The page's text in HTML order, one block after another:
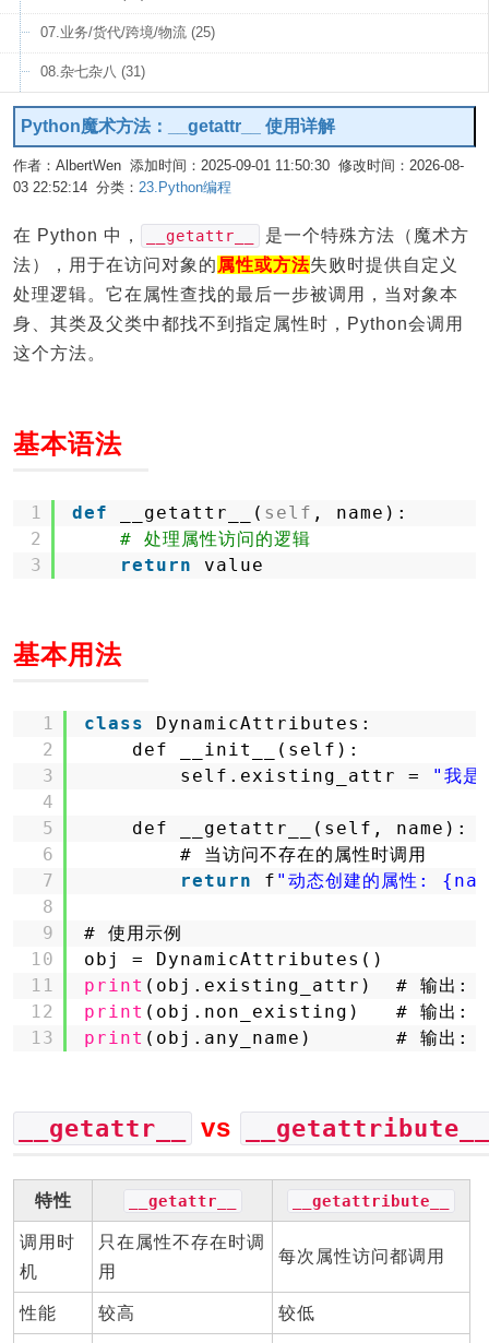
07.业务/货代/跨境/物流 (25)
08.杂七杂八 (31)
Python魔术方法：__getattr__ 使用详解
作者：AlbertWen 添加时间：2025-09-01 11:50:30 修改时间：2026-08-
03 22:52:14 分类： 23.Python编程
在 Python 中， __getattr__
是一个特殊方法（魔术方
法），用于在访问对象的 属性或方法失败时提供自定义
处理逻辑。它在属性查找的最后一步被调用，当对象本
身、其类及父类中都找不到指定属性时，Python会调用
这个方法。
基本语法
1
2
3
def __getattr__( self , name):
# 处理属性访问的逻辑
return
value
基本用法
1
2
3
4
5
6
7
8
9
10
11
12
13
class
DynamicAttributes:
def __init__(self):
self.existing_attr =
"我是
def __getattr__(self, name):
# 当访问不存在的属性时调用
return
f "动态创建的属性:
# 使用示例
obj = DynamicAttributes()
print (obj.existing_attr)  # 输出: 我
print (obj.non_existing)   # 输出:
print (obj.any_name)       # 输出:
__getattr__ vs __getattribute__
特性 __getattr__ __getattribute__
调用时
机
只在属性不存在时调
用
每次属性访问都调用
性能 较高 较低